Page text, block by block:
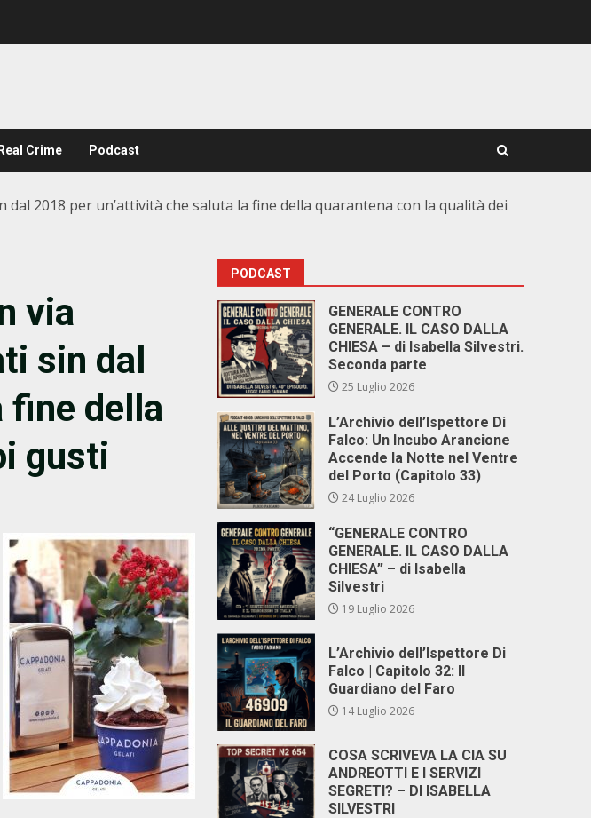
Crime Podcast
2018 per un’attività che saluta la fine della quarantena con la qualità dei
via
sin dal
fine della
gusti
PODCAST
GENERALE CONTRO
GENERALE. IL CASO DALLA
CHIESA – di Isabella Silvestri.
Seconda parte
25 Luglio 2026
L’Archivio dell’Ispettore Di
Falco: Un Incubo Arancione
Accende la Notte nel Ventre
del Porto (Capitolo 33)
24 Luglio 2026
“GENERALE CONTRO
GENERALE. IL CASO DALLA
CHIESA” – di Isabella
Silvestri
19 Luglio 2026
L’Archivio dell’Ispettore Di
Falco | Capitolo 32: Il
Guardiano del Faro
14 Luglio 2026
COSA SCRIVEVA LA CIA SU
ANDREOTTI E I SERVIZI
SEGRETI? – DI ISABELLA
SILVESTRI